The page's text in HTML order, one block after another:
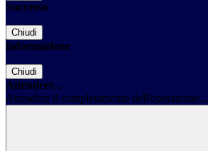
Successo
Chiudi
Informazione
Chiudi
Attendere...
Attendere il completamento dell'operazione...